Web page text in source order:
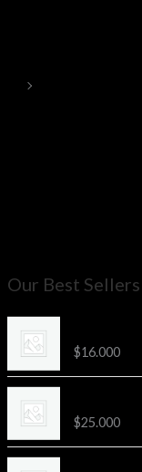
Our Best Sellers
$16.000
$25.000